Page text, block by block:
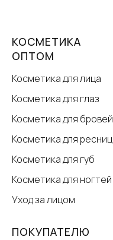
КОСМЕТИКА
ОПТОМ
Косметика для лица
Косметика для глаз
Косметика для бровей
Косметика для ресниц
Косметика для губ
Косметика для ногтей
Уход за лицом
ПОКУПАТЕЛЮ